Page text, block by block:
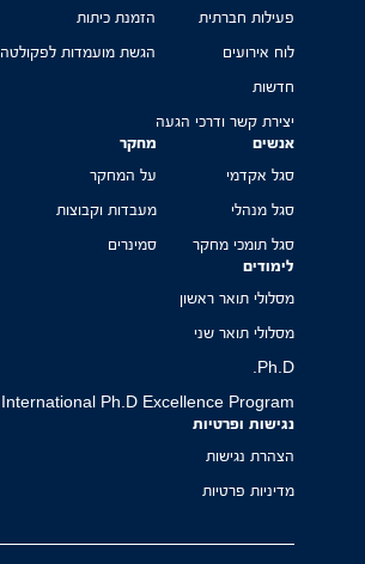
פעילות חברתית
לוח אירועים
חדשות
יצירת קשר ודרכי הגעה
הזמנת כיתות
הגשת מועמדות לפקולטה
אנשים
סגל אקדמי
סגל מנהלי
סגל תומכי מחקר
מחקר
על המחקר
מעבדות וקבוצות
סמינרים
לימודים
מסלולי תואר ראשון
מסלולי תואר שני
Ph.D.
International Ph.D Excellence Program
נגישות ופרטיות
הצהרת נגישות
מדיניות פרטיות